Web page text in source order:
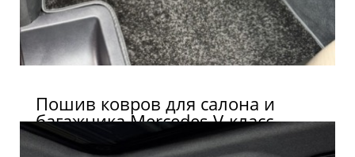
Пошив ковров для салона и
багажника Mercedes V-класс